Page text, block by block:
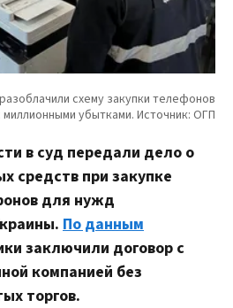
в суд передали дело о
средств при закупке
для нужд
По данным
заключили договор с
компанией без
торгов.